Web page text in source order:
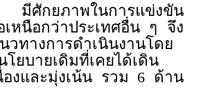
ศักยภาพในการแข่งขัน
เหนือกว่าประเทศอื่น ๆ จึง
วทางการดำเนินงานโดย
ยบายเดิมที่เคยได้เดิน
องและมุ่งเน้น รวม 6 ด้าน